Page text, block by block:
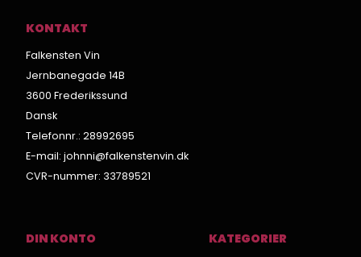
KONTAKT
Falkensten Vin
Jernbanegade 14B
3600 Frederikssund
Dansk
Telefonnr.: 28992695
E-mail: johnni@falkenstenvin.dk
CVR-nummer: 33789521
DIN KONTO KATEGORIER